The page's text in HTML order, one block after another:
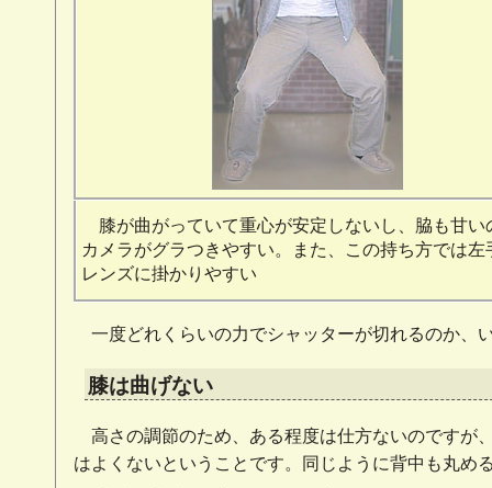
膝が曲がっていて重心が安定しないし、脇も甘い
カメラがグラつきやすい。また、この持ち方では左
レンズに掛かりやすい
一度どれくらいの力でシャッターが切れるのか、
膝は曲げない
高さの調節のため、ある程度は仕方ないのですが
はよくないということです。同じように背中も丸め